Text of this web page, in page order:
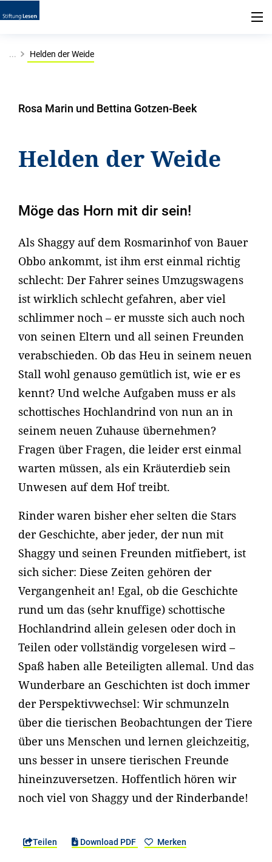
... Helden der Weide
Rosa Marin und Bettina Gotzen-Beek
Helden der Weide
Möge das Horn mit dir sein!
Als Shaggy auf dem Rosmarinhof von Bauer
Obbo ankommt, ist ihm erst einmal richtig
schlecht: Der Fahrer seines Umzugswagens
ist wirklich schlecht gefahren, aber viel
schlimmer noch – er musste sich auch noch
von seinen Eltern und all seinen Freunden
verabschieden. Ob das Heu in seinem neuen
Stall wohl genauso gemütlich ist, wie er es
kennt? Und welche Aufgaben muss er als
schottisches Hochlandrind von nun an in
seinem neuen Zuhause übernehmen?
Fragen über Fragen, die leider erst einmal
warten müssen, als ein Kräuterdieb sein
Unwesen auf dem Hof treibt.
Rinder waren bisher eher selten die Stars
der Geschichte, aber jeder, der nun mit
Shaggy und seinen Freunden mitfiebert, ist
sich sicher: Diese Zeiten gehören der
Vergangenheit an! Egal, ob die Geschichte
rund um das (sehr knuffige) schottische
Hochlandrind allein gelesen oder doch in
Teilen oder vollständig vorgelesen wird –
Spaß haben alle Beteiligten allemal. Und das
Wunderbare an Geschichten ist doch immer
der Perspektivwechsel: Wir schmunzeln
über die tierischen Beobachtungen der Tiere
über uns Menschen und lernen gleichzeitig,
uns besser in unsere tierischen Freunde
hineinzuversetzen. Hoffentlich hören wir
noch viel von Shaggy und der Rinderbande!
Teilen Download PDF Merken